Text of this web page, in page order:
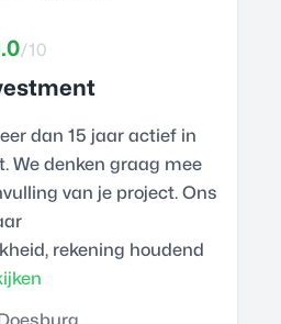
/10
dan 15 jaar actief in
We denken graag mee
van je project. Ons
rekening houdend